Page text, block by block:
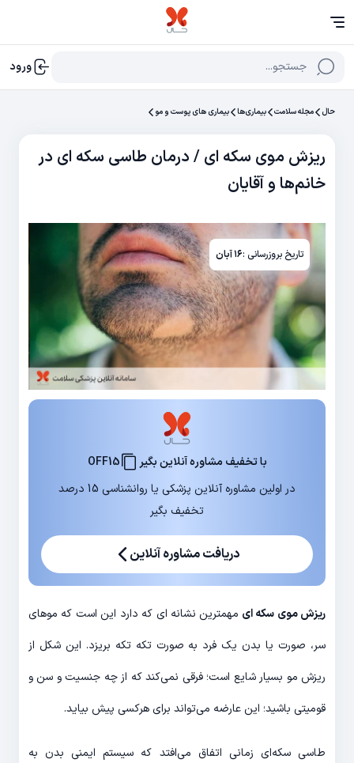
جستجو... ورود
حال مجله سلامت بیماری‌ها بیماری های پوست و مو
ریزش موی سکه ای / درمان طاسی سکه ای در
خانم‌ها و آقایان
تاریخ بروزرسانی :۱۶ آبان
با تخفیف مشاوره آنلاین بگیر
OFF15
در اولین مشاوره آنلاین پزشکی یا روانشناسی 15 درصد
تخفیف بگیر
دریافت مشاوره آنلاین
ریزش موی سکه ای مهمترین نشانه ای که دارد این است که موهای
سر، صورت یا بدن یک فرد به صورت تکه تکه بریزد. این شکل از
ریزش مو بسیار شایع است؛ فرقی نمی‌کند که از چه جنسیت و سن و
قومیتی باشید؛ این عارضه می‌تواند برای هرکسی پیش بیاید.
طاسی سکه‌ای زمانی اتفاق می‌‎افتد که سیستم ایمنی بدن به